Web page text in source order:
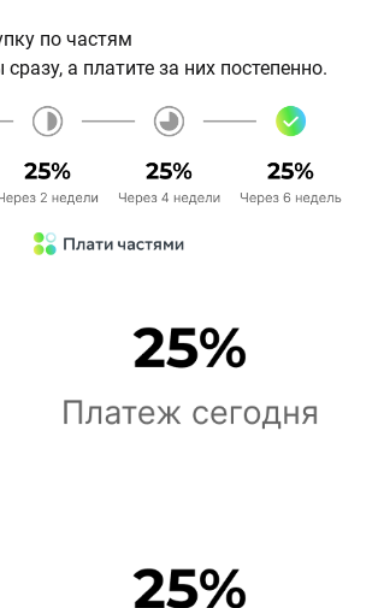
по частям
а платите за них постепенно.